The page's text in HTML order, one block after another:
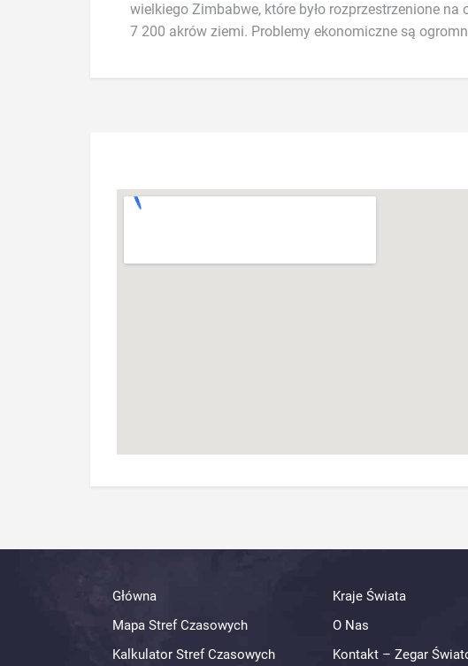
wielkiego Zimbabwe, które było rozprzestrzenione na
7 200 akrów ziemi. Problemy ekonomiczne są
Główna
Mapa Stref Czasowych
Kalkulator Stref Czasowych
Kraje Świata
O Nas
Kontakt – Zegar